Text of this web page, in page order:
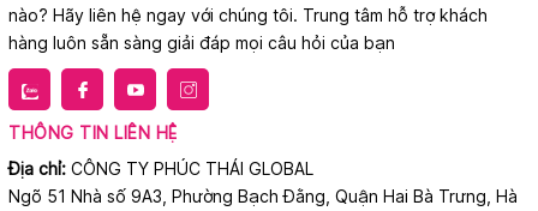
nào? Hãy liên hệ ngay với chúng tôi. Trung tâm hỗ trợ khách
hàng luôn sẵn sàng giải đáp mọi câu hỏi của bạn
THÔNG TIN LIÊN HỆ
Địa chỉ: CÔNG TY PHÚC THÁI GLOBAL
Ngõ 51 Nhà số 9A3, Phường Bạch Đằng, Quận Hai Bà Trưng, Hà